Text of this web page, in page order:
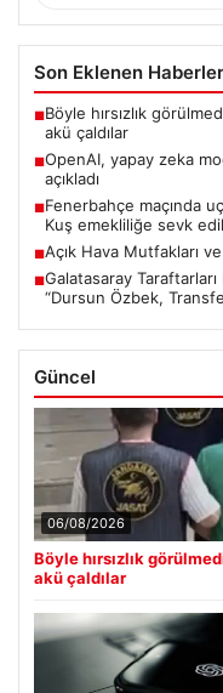
Son Eklenen Haberler
■Böyle hırsızlık
akü çaldılar
■OpenAI, yapay zeka
açıkladı
■Fenerbahçe maçında
Kuş emekliliğe sevk
■Açık Hava Mutfakları
■Galatasaray
“Dursun Özbek,
Güncel
06/08/2026
Böyle hırsızlık
akü çaldılar